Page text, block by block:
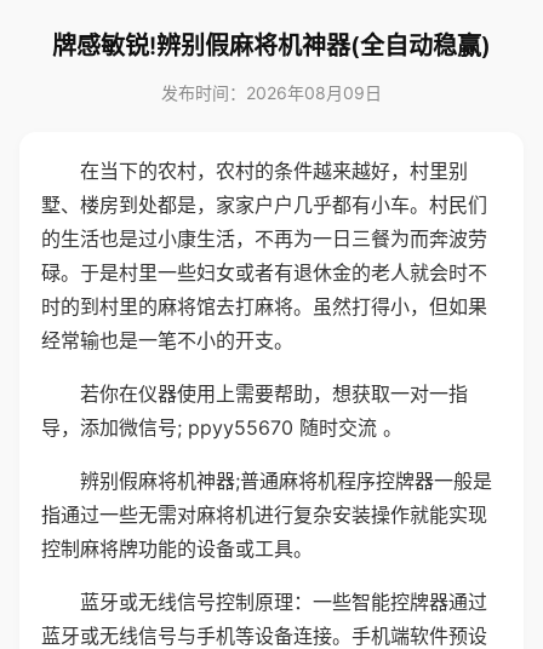
牌感敏锐!辨别假麻将机神器(全自动稳赢)
发布时间：2026年08月09日
在当下的农村，农村的条件越来越好，村里别
墅、楼房到处都是，家家户户几乎都有小车。村民们
的生活也是过小康生活，不再为一日三餐为而奔波劳
碌。于是村里一些妇女或者有退休金的老人就会时不
时的到村里的麻将馆去打麻将。虽然打得小，但如果
经常输也是一笔不小的开支。
若你在仪器使用上需要帮助，想获取一对一指
导，添加微信号; ppyy55670 随时交流 。
辨别假麻将机神器;普通麻将机程序控牌器一般是
指通过一些无需对麻将机进行复杂安装操作就能实现
控制麻将牌功能的设备或工具。
蓝牙或无线信号控制原理：一些智能控牌器通过
蓝牙或无线信号与手机等设备连接。手机端软件预设